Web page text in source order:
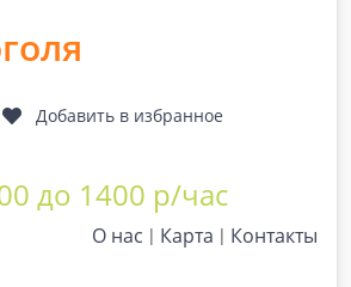
Добавить в избранное
до 1400 р/час
О нас Карта Контакты